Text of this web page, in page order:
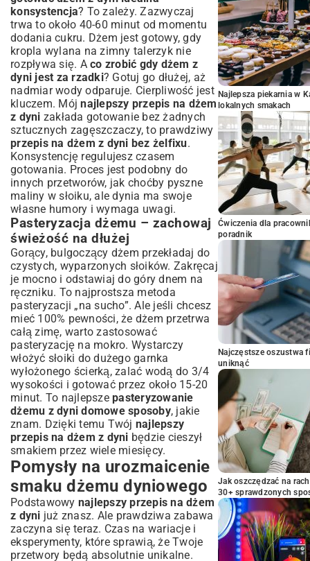
konsystencja? To zależy. Zazwyczaj
trwa to około 40-60 minut od momentu
dodania cukru. Dżem jest gotowy, gdy
kropla wylana na zimny talerzyk nie
rozpływa się. A co zrobić gdy dżem z
dyni jest za rzadki? Gotuj go dłużej, aż
nadmiar wody odparuje. Cierpliwość jest
kluczem. Mójnajlepszy przepis na dżem
z dyni zakłada gotowanie bez żadnych
sztucznych zagęszczaczy, to prawdziwy
przepis na dżem z dyni bez żelfixu.
Konsystencję regulujesz czasem
gotowania. Proces jest podobny do
innych przetworów, jak choćby pyszne
maliny w słoiku, ale dynia ma swoje
własne humory i wymaga uwagi.
Pasteryzacja dżemu – zachowaj
świeżość na dłużej
Gorący, bulgoczący dżem przekładaj do
czystych, wyparzonych słoików. Zakręcaj
je mocno i odstawiaj do góry dnem na
ręczniku. To najprostsza metoda
pasteryzacji „na sucho”. Ale jeśli chcesz
mieć 100% pewności, że dżem przetrwa
całą zimę, warto zastosować
pasteryzację na mokro. Wystarczy
włożyć słoiki do dużego garnka
wyłożonego ścierką, zalać wodą do 3/4
wysokości i gotować przez około 15-20
minut. To najlepsze pasteryzowanie
dżemu z dyni domowe sposoby, jakie
znam. Dzięki temu Twój najlepszy
przepis na dżem z dyni będzie cieszył
smakiem przez wiele miesięcy.
Pomysły na urozmaicenie
smaku dżemu dyniowego
Podstawowy najlepszy przepis na dżem
z dyni już znasz. Ale prawdziwa zabawa
zaczyna się teraz. Czas na wariacje i
eksperymenty, które sprawią, że Twoje
przetwory będą absolutnie unikalne.
Najlepsza piekarnia w
lokalnych smakach
Ćwiczenia dla
poradnik
Najczęstsze oszustwa
uniknąć
Jak oszczędzać na
30+ sprawdzonych